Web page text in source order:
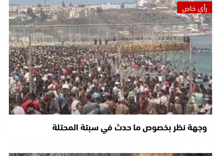
رأي خاص
وجهة نظر بخصوص ما حدث في سبتة المحتلة